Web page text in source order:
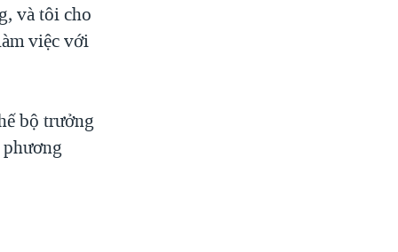
và tôi cho
việc với
bộ trưởng